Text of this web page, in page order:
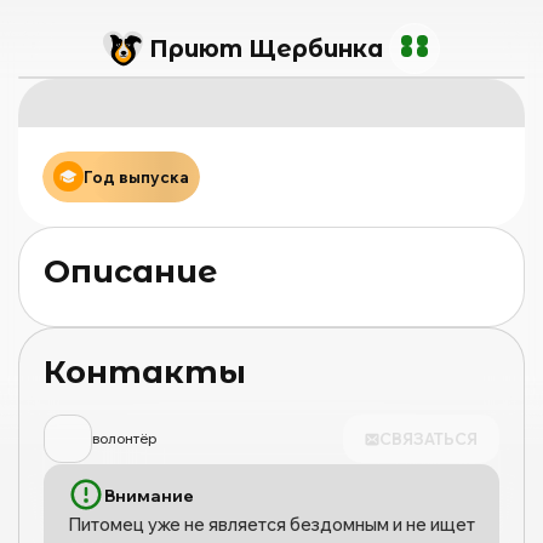
Приют Щербинка
Описание
Контакты
волонтёр СВЯЗАТЬСЯ
Внимание
Питомец уже не является бездомным и не ищет
Год выпуска